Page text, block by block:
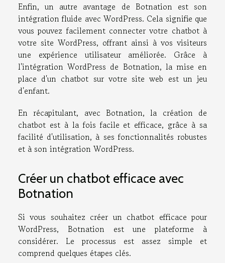
Enfin, un autre avantage de Botnation est son
intégration fluide avec WordPress. Cela signifie que
vous pouvez facilement connecter votre chatbot à
votre site WordPress, offrant ainsi à vos visiteurs
une expérience utilisateur améliorée. Grâce à
l'intégration WordPress de Botnation, la mise en
place d'un chatbot sur votre site web est un jeu
d'enfant.
En récapitulant, avec Botnation, la création de
chatbot est à la fois facile et efficace, grâce à sa
facilité d'utilisation, à ses fonctionnalités robustes
et à son intégration WordPress.
Créer un chatbot efficace avec
Botnation
Si vous souhaitez créer un chatbot efficace pour
WordPress, Botnation est une plateforme à
considérer. Le processus est assez simple et
comprend quelques étapes clés.